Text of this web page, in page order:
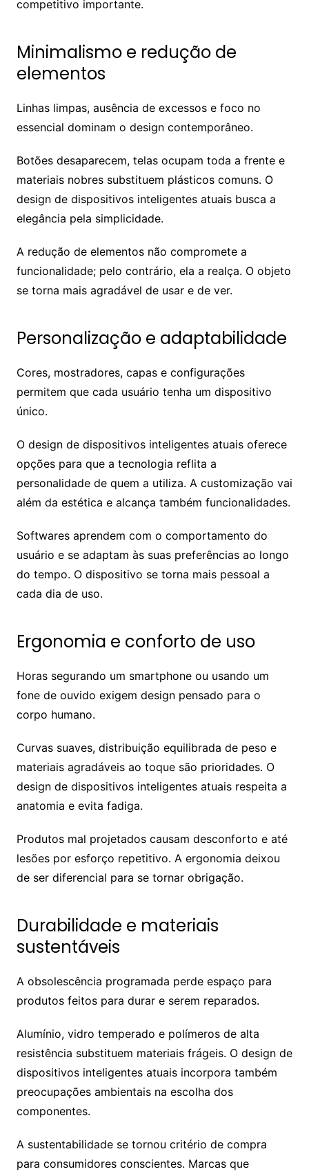
competitivo importante.
Minimalismo e redução de
elementos
Linhas limpas, ausência de excessos e foco no
essencial dominam o design contemporâneo.
Botões desaparecem, telas ocupam toda a frente e
materiais nobres substituem plásticos comuns. O
design de dispositivos inteligentes atuais busca a
elegância pela simplicidade.
A redução de elementos não compromete a
funcionalidade; pelo contrário, ela a realça. O objeto
se torna mais agradável de usar e de ver.
Personalização e adaptabilidade
Cores, mostradores, capas e configurações
permitem que cada usuário tenha um dispositivo
único.
O design de dispositivos inteligentes atuais oferece
opções para que a tecnologia reflita a
personalidade de quem a utiliza. A customização vai
além da estética e alcança também funcionalidades.
Softwares aprendem com o comportamento do
usuário e se adaptam às suas preferências ao longo
do tempo. O dispositivo se torna mais pessoal a
cada dia de uso.
Ergonomia e conforto de uso
Horas segurando um smartphone ou usando um
fone de ouvido exigem design pensado para o
corpo humano.
Curvas suaves, distribuição equilibrada de peso e
materiais agradáveis ao toque são prioridades. O
design de dispositivos inteligentes atuais respeita a
anatomia e evita fadiga.
Produtos mal projetados causam desconforto e até
lesões por esforço repetitivo. A ergonomia deixou
de ser diferencial para se tornar obrigação.
Durabilidade e materiais
sustentáveis
A obsolescência programada perde espaço para
produtos feitos para durar e serem reparados.
Alumínio, vidro temperado e polímeros de alta
resistência substituem materiais frágeis. O design de
dispositivos inteligentes atuais incorpora também
preocupações ambientais na escolha dos
componentes.
A sustentabilidade se tornou critério de compra
para consumidores conscientes. Marcas que